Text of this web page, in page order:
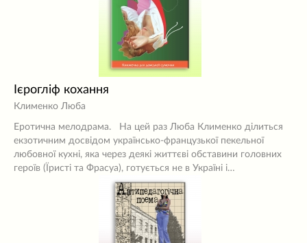
Ієрогліф кохання
Клименко Люба
Еротична мелодрама. На цей раз Люба Клименко ділиться
екзотичним досвідом українсько-французької пекельної
любовної кухні, яка через деякі життєві обставини головних
героїв (Їристі та Фрасуа), готується не в Україні і…